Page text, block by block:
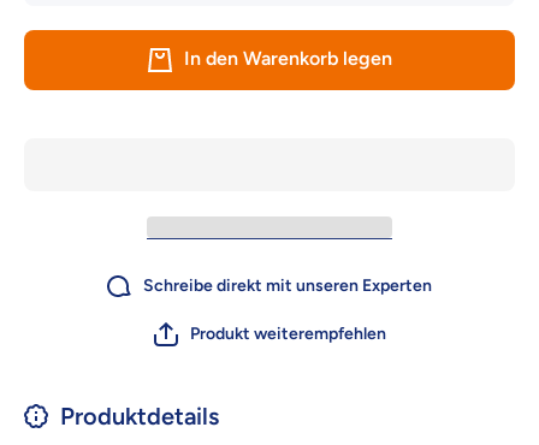
- 43
In den Warenkorb legen
Schreibe direkt mit unseren Experten
Produkt weiterempfehlen
Produktdetails